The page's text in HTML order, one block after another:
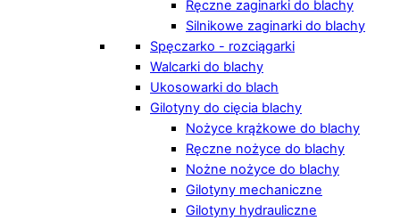
Ręczne zaginarki do blachy
Silnikowe zaginarki do blachy
Spęczarko - rozciągarki
Walcarki do blachy
Ukosowarki do blach
Gilotyny do cięcia blachy
Nożyce krążkowe do blachy
Ręczne nożyce do blachy
Nożne nożyce do blachy
Gilotyny mechaniczne
Gilotyny hydrauliczne